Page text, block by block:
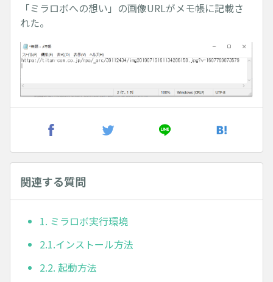
「ミラロボへの想い」の画像URLがメモ帳に記載さ
れた。
関連する質問
1. ミラロボ実行環境
2.1.インストール方法
2.2. 起動方法